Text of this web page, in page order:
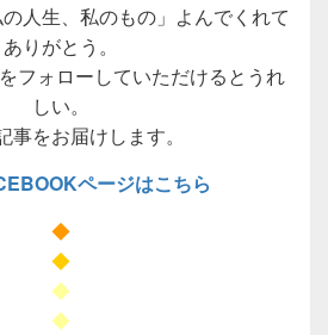
人生、私のもの」よんでくれて
ありがとう。
フォローしていただけるとうれ
しい。
事をお届けします。
ページはこちら
◆
◆
◆
◆